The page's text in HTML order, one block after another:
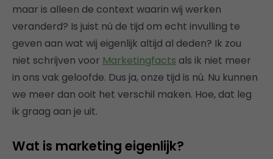
maar is alleen de context waarin wij werken
veranderd? Is juist nú de tijd om echt invulling te
geven aan wat wij eigenlijk altijd al deden? Ik zou
niet schrijven voor Marketingfacts als ik niet meer
in ons vak geloofde. Dus ja, onze tijd is nú. Nu kunnen
we meer dan ooit het verschil maken. Hoe, dat leg
ik graag aan je uit.
Wat is marketing eigenlijk?